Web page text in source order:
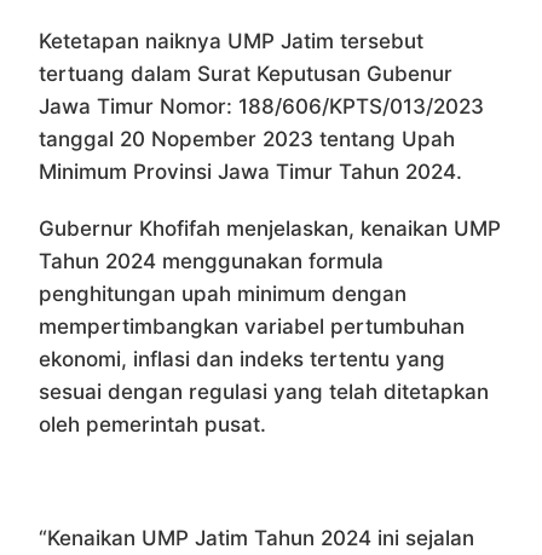
Ketetapan naiknya UMP Jatim tersebut
tertuang dalam Surat Keputusan Gubenur
Jawa Timur Nomor: 188/606/KPTS/013/2023
tanggal 20 Nopember 2023 tentang Upah
Minimum Provinsi Jawa Timur Tahun 2024.
Gubernur Khofifah menjelaskan, kenaikan UMP
Tahun 2024 menggunakan formula
penghitungan upah minimum dengan
mempertimbangkan variabel pertumbuhan
ekonomi, inflasi dan indeks tertentu yang
sesuai dengan regulasi yang telah ditetapkan
oleh pemerintah pusat.
“Kenaikan UMP Jatim Tahun 2024 ini sejalan